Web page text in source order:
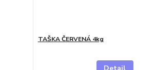
TAŠKA ČERVENÁ 4kg